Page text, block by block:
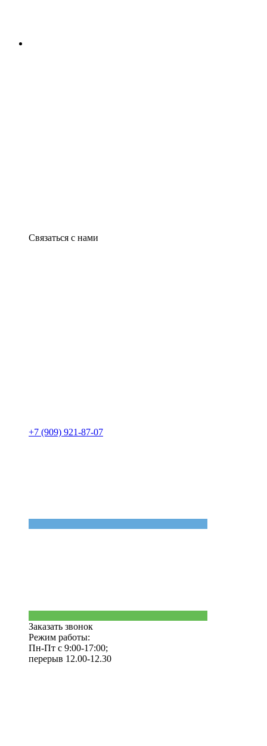
Связаться с нами
+7 (909) 921-87-07
Заказать звонок
Режим работы:
Пн-Пт с 9:00-17:00;
перерыв 12.00-12.30